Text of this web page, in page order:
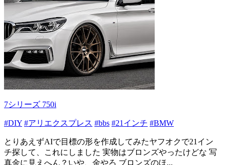
7シリーズ 750i
#DIY #アリエクスプレス #bbs #21インチ #BMW
とりあえずAIで目標の形を作成してみたヤフオクで21イン
チ探して、これにしました 実物はブロンズやったけどな 写
真金に見えへん？いや、金やろ ブロンズのほ...